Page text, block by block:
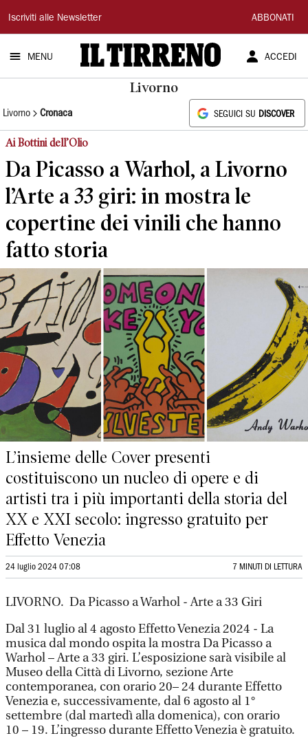
Il
Tirreno
Iscriviti alle Newsletter ABBONATI
MENU ACCEDI
Livorno
Livorno Cronaca SEGUICI SU DISCOVER
Ai Bottini dell’Olio
Da Picasso a Warhol, a Livorno
l’Arte a 33 giri: in mostra le
copertine dei vinili che hanno
fatto storia
L’insieme delle Cover presenti
costituiscono un nucleo di opere e di
artisti tra i più importanti della storia del
XX e XXI secolo: ingresso gratuito per
Effetto Venezia
24 luglio 2024 07:08 7 MINUTI DI LETTURA
LIVORNO. Da Picasso a Warhol - Arte a 33 Giri
Dal 31 luglio al 4 agosto Effetto Venezia 2024 - La
musica dal mondo ospita la mostra Da Picasso a
Warhol – Arte a 33 giri. L’esposizione sarà visibile al
Museo della Città di Livorno, sezione Arte
contemporanea, con orario 20– 24 durante Effetto
Venezia e, successivamente, dal 6 agosto al 1°
settembre (dal martedì alla domenica), con orario
10 – 19. L’ingresso durante Effetto Venezia è gratuito.